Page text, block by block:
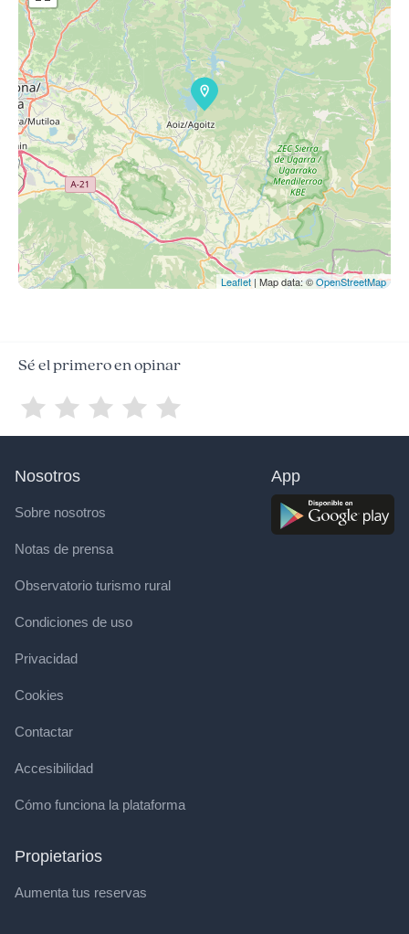
Leaflet| Map data: ©OpenStreetMap
Sé el primero en opinar
Nosotros
Sobre nosotros
Notas de prensa
Observatorio turismo rural
Condiciones de uso
Privacidad
Cookies
Contactar
Accesibilidad
Cómo funciona la plataforma
Propietarios
Aumenta tus reservas
App